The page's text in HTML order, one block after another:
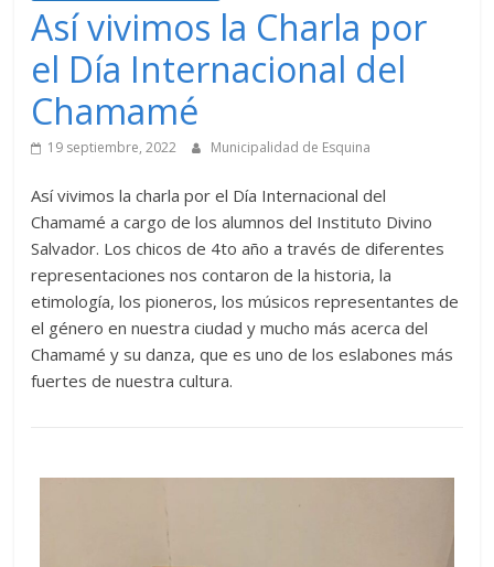
Así vivimos la Charla por
el Día Internacional del
Chamamé
19 septiembre, 2022 Municipalidad de Esquina
Así vivimos la charla por el Día Internacional del
Chamamé a cargo de los alumnos del Instituto Divino
Salvador. Los chicos de 4to año a través de diferentes
representaciones nos contaron de la historia, la
etimología, los pioneros, los músicos representantes de
el género en nuestra ciudad y mucho más acerca del
Chamamé y su danza, que es uno de los eslabones más
fuertes de nuestra cultura.